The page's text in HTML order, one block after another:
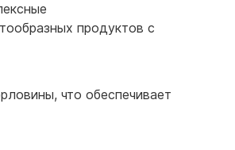
продуктов с
что обеспечивает